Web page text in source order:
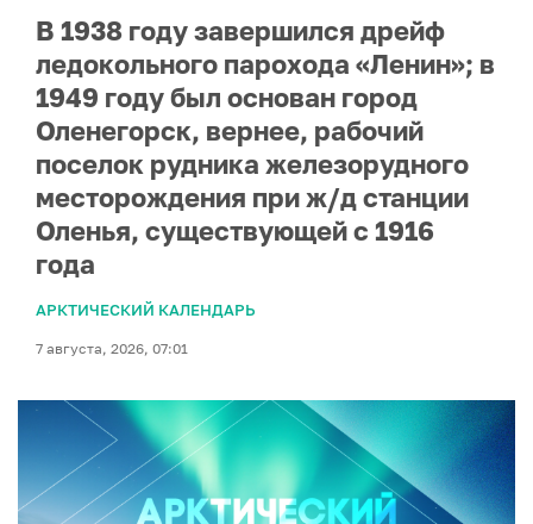
В 1938 году завершился дрейф
ледокольного парохода «Ленин»; в
1949 году был основан город
Оленегорск, вернее, рабочий
поселок рудника железорудного
месторождения при ж/д станции
Оленья, существующей с 1916
года
АРКТИЧЕСКИЙ КАЛЕНДАРЬ
7 августа, 2026, 07:01